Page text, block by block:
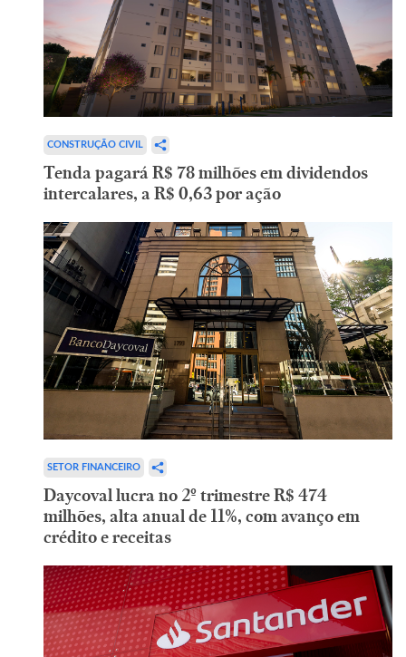
CONSTRUÇÃO CIVIL
Tenda pagará R$ 78 milhões em dividendos
intercalares, a R$ 0,63 por ação
SETOR FINANCEIRO
Daycoval lucra no 2º trimestre R$ 474
milhões, alta anual de 11%, com avanço em
crédito e receitas